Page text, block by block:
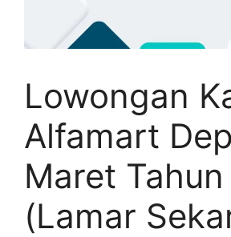
Lowongan
Alfamart
Maret
(Lamar